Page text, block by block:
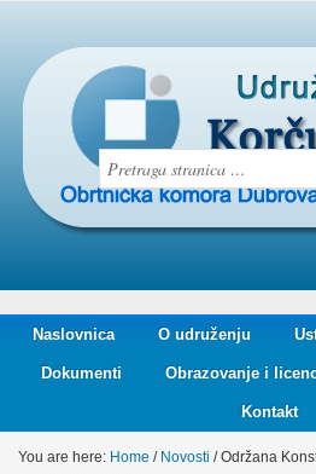
Naslovnica O udruženju
Dokumenti Obrazovanje i
Kontakt
You are here: Home / Novosti /Održana